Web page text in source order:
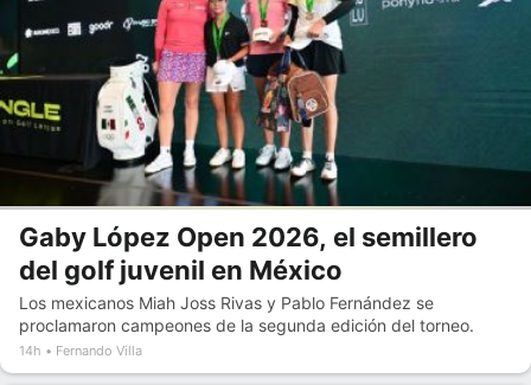
Gaby López Open 2026, el semillero
del golf juvenil en México
Los mexicanos Miah Joss Rivas y Pablo Fernández se
proclamaron campeones de la segunda edición del torneo.
14h Fernando Villa